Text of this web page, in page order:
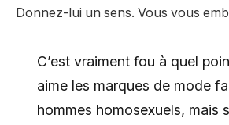
Donnez-lui un sens. Vous vous
C’est vraiment fou à quel
aime les marques de mode
hommes homosexuels, mais